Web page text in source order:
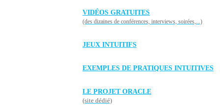
VIDÉOS GRATUITES
(des dizaines de conférences, interviews, soirées,...)
JEUX INTUITIFS
EXEMPLES DE PRATIQUES INTUITIVES
LE PROJET ORACLE
(site dédié)